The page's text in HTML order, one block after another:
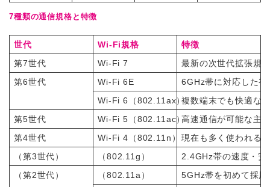
7種類の通信規格と特徴
世代 Wi-Fi規格
特徴
第7世代
Wi-Fi 7
最新の次世代拡張規
第6世代
Wi-Fi 6E
6GHz帯に対応した
Wi-Fi 6（802.11ax）複数端末でも快適な
第5世代
Wi-Fi 5（802.11ac）高速通信が可能な主
第4世代
Wi-Fi 4（802.11n） 現在も多く使われる
（第3世代）
（802.11g）
2.4GHz帯の速度・安
（第2世代）
（802.11a）
5GHz帯を初めて採